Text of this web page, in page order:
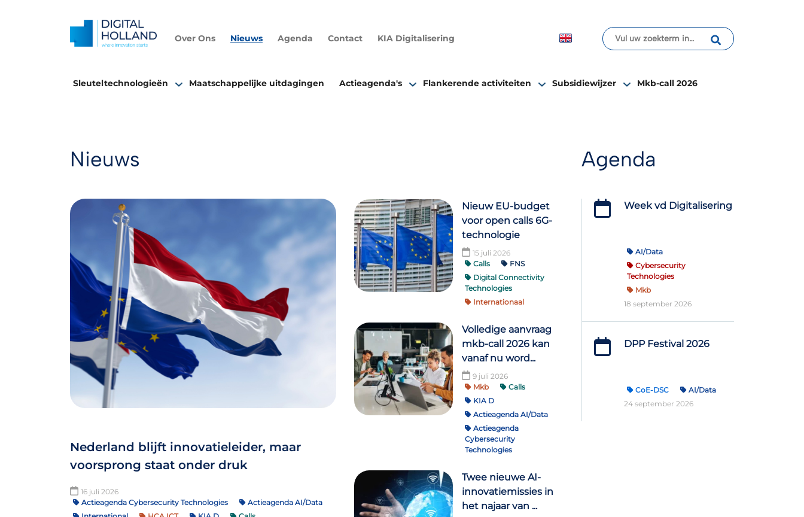
Over Ons Nieuws Agenda Contact KIA Digitalisering
Sleuteltechnologieën Maatschappelijke uitdagingen Actieagenda's Flankerende activiteiten Subsidiewijzer Mkb-call 2026
Nieuws
Nederland blijft innovatieleider, maar
voorsprong staat onder druk
16 juli 2026
Actieagenda Cybersecurity Technologies
Actieagenda AI/Data
Nieuw EU-budget
voor open calls 6G-
technologie
15 juli 2026
Calls
FNS
Digital Connectivity
Technologies
Internationaal
Volledige aanvraag
mkb-call 2026 kan
vanaf nu word...
9 juli 2026
Mkb
Calls
KIA D
Actieagenda AI/Data
Actieagenda
Cybersecurity
Technologies
Twee nieuwe AI-
innovatiemissies in
het najaar van ...
Agenda
Week vd Digitalisering
AI/Data
Cybersecurity
Technologies
Mkb
18 september 2026
DPP Festival 2026
CoE-DSC
AI/Data
24 september 2026